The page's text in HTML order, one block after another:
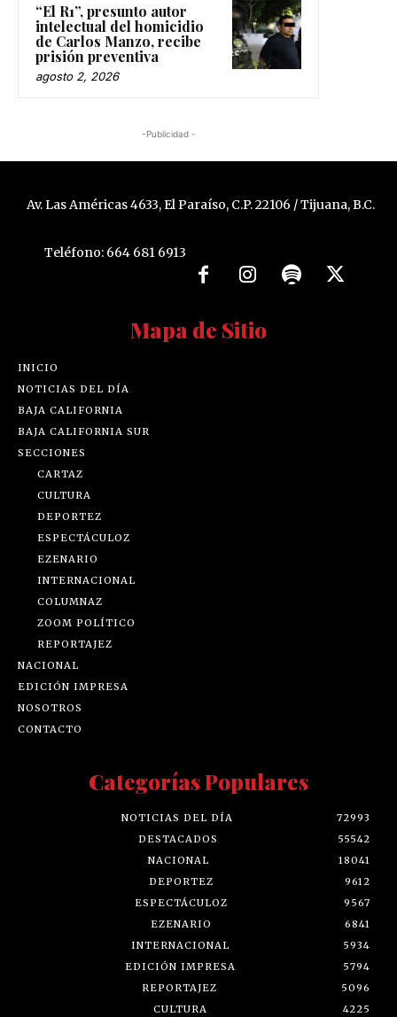
“El R1”, presunto autor
intelectual del homicidio
de Carlos Manzo, recibe
prisión preventiva
agosto 2, 2026
-Publicidad -
Av. Las Américas 4633, El Paraíso, C.P. 22106 / Tijuana, B.C.
Teléfono: 664 681 6913
Mapa de Sitio
INICIO
NOTICIAS DEL DÍA
BAJA CALIFORNIA
BAJA CALIFORNIA SUR
SECCIONES
CARTAZ
CULTURA
DEPORTEZ
ESPECTÁCULOZ
EZENARIO
INTERNACIONAL
COLUMNAZ
ZOOM POLÍTICO
REPORTAJEZ
NACIONAL
EDICIÓN IMPRESA
NOSOTROS
CONTACTO
Categorías Populares
NOTICIAS DEL DÍA
72993
DESTACADOS
55542
NACIONAL
18041
DEPORTEZ
9612
ESPECTÁCULOZ
9567
EZENARIO
6841
INTERNACIONAL
5934
EDICIÓN IMPRESA
5794
REPORTAJEZ
5096
CULTURA
4225